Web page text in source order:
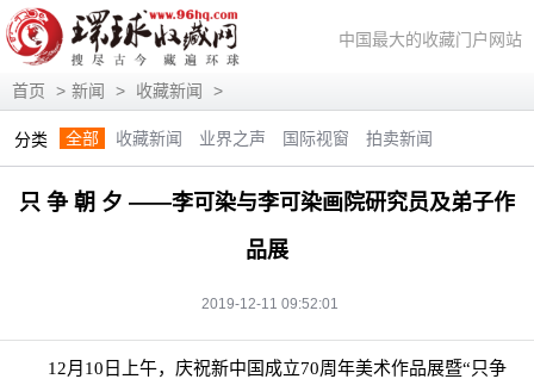
中国最大的收藏门户网站
首页 > 新闻 > 收藏新闻 >
分类 全部 收藏新闻 业界之声 国际视窗
拍卖新闻
展会信息
艺术投资 人物访谈 评论观察
视频访谈
藏趣逸闻
艺术评论 快讯 滚动 动态
只 争 朝 夕 ——李可染与李可染画院研究员及弟子作
品展
2019-12-11 09:52:01
12月10日上午，庆祝新中国成立70周年美术作品展暨“只争